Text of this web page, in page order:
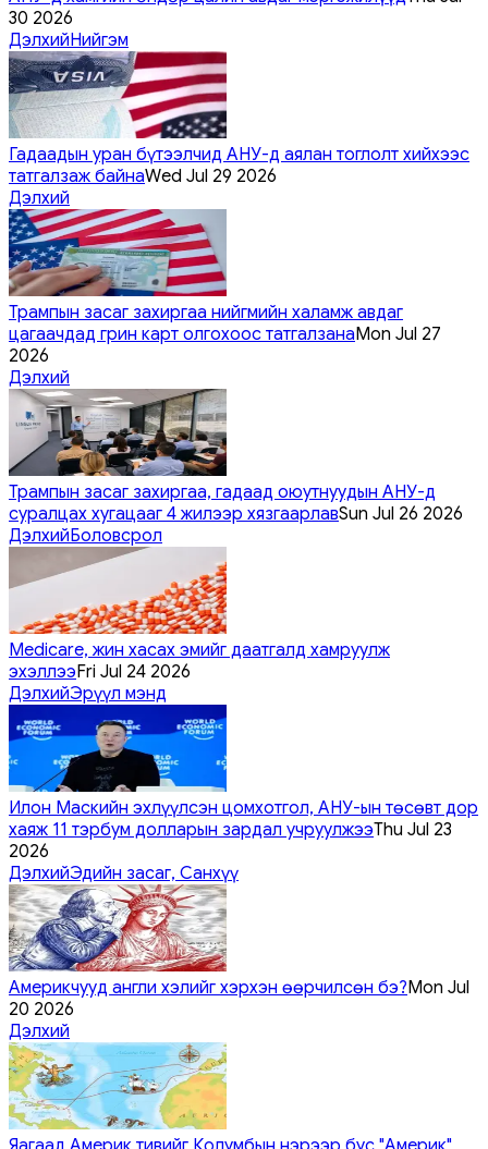
30 2026
ДэлхийНийгэм
Гадаадын уран бүтээлчид АНУ-д аялан тоглолт хийхээс
татгалзаж байнаWed Jul 29 2026
Дэлхий
Трампын засаг захиргаа нийгмийн халамж авдаг
цагаачдад грин карт олгохоос татгалзанаMon Jul 27
2026
Дэлхий
Трампын засаг захиргаа, гадаад оюутнуудын АНУ-д
суралцах хугацааг 4 жилээр хязгаарлавSun Jul 26 2026
ДэлхийБоловсрол
Medicare, жин хасах эмийг даатгалд хамруулж
эхэллээFri Jul 24 2026
ДэлхийЭрүүл мэнд
Илон Маскийн эхлүүлсэн цомхотгол, АНУ-ын төсөвт дор
хаяж 11 тэрбум долларын зардал учруулжээThu Jul 23
2026
ДэлхийЭдийн засаг, Санхүү
Америкчууд англи хэлийг хэрхэн өөрчилсөн бэ?Mon Jul
20 2026
Дэлхий